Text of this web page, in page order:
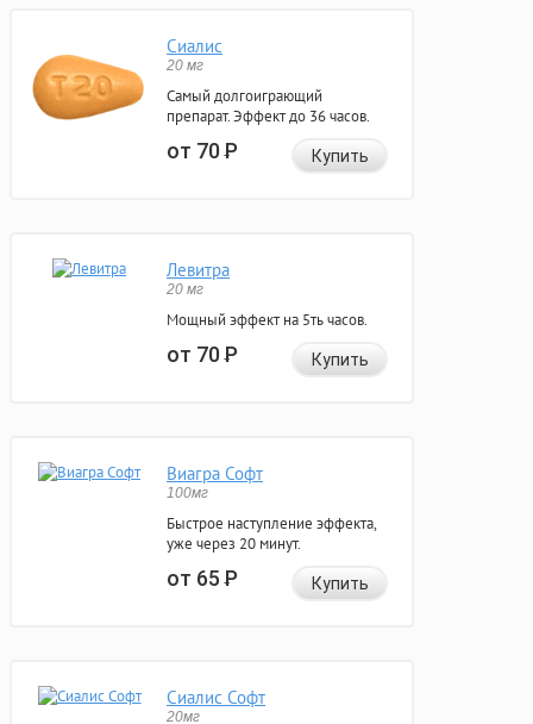
Сиалис
20 мг
Самый долгоиграющий
препарат. Эффект до 36 часов.
от 70Р Купить
Левитра
20 мг
Мощный эффект на 5ть часов.
от 70Р Купить
Виагра Софт
100мг
Быстрое наступление эффекта,
уже через 20 минут.
от 65Р Купить
Сиалис Софт
20мг